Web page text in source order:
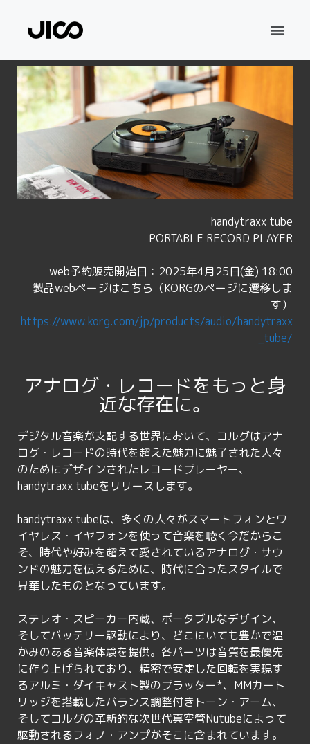
handytraxx tube
PORTABLE RECORD PLAYER
web予約販売開始日：2025年4月25日(金) 18:00
製品webページはこちら（KORGのページに遷移しま
す）
https://www.korg.com/jp/products/audio/handytraxx
_tube/
アナログ・レコードをもっと身
近な存在に。
デジタル音楽が支配する世界において、コルグはアナ
ログ・レコードの時代を超えた魅力に魅了された人々
のためにデザインされたレコードプレーヤー、
handytraxx tubeをリリースします。
handytraxx tubeは、多くの人々がスマートフォンとワ
イヤレス・イヤフォンを使って音楽を聴く今だからこ
そ、時代や好みを超えて愛されているアナログ・サウ
ンドの魅力を伝えるために、時代に合ったスタイルで
昇華したものとなっています。
ステレオ・スピーカー内蔵、ポータブルなデザイン、
そしてバッテリー駆動により、どこにいても豊かで温
かみのある音楽体験を提供。各パーツは音質を最優先
に作り上げられており、精密で安定した回転を実現す
るアルミ・ダイキャスト製のプラッター*、MMカート
リッジを搭載したバランス調整付きトーン・アーム、
そしてコルグの革新的な次世代真空管Nutubeによって
駆動されるフォノ・アンプがそこに含まれています。